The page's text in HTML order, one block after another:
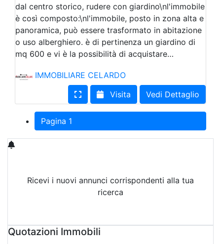
dal centro storico, rudere con giardino\nl'immobile
è così composto:\nl'immobile, posto in zona alta e
panoramica, può essere trasformato in abitazione
o uso alberghiero. è di pertinenza un giardino di
mq 600 e vi è la possibilità di acquistare…
IMMOBILIARE CELARDO
Visita
Vedi Dettaglio
Pagina 1
Ricevi i nuovi annunci corrispondenti alla tua
ricerca
Quotazioni Immobili